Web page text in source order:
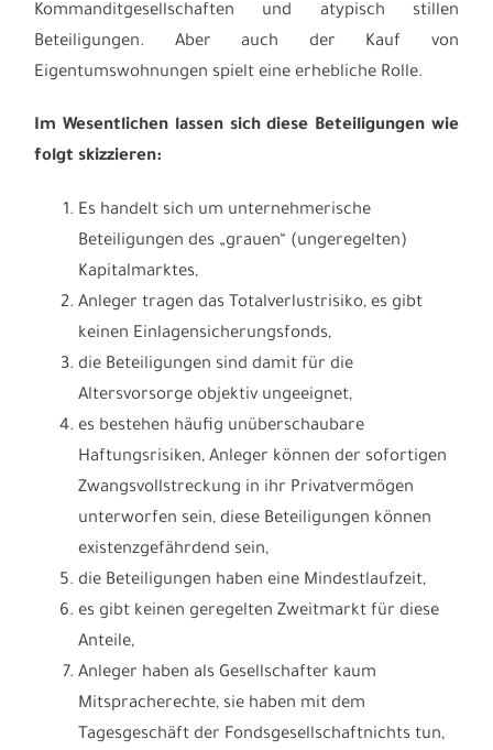
Kommanditgesellschaften und atypisch stillen
Beteiligungen. Aber auch der Kauf von
Eigentumswohnungen spielt eine erhebliche Rolle.
Im Wesentlichen lassen sich diese Beteiligungen wie
folgt skizzieren:
Es handelt sich um unternehmerische
Beteiligungen des „grauen“ (ungeregelten)
Kapitalmarktes,
Anleger tragen das Totalverlustrisiko, es gibt
keinen Einlagensicherungsfonds,
die Beteiligungen sind damit für die
Altersvorsorge objektiv ungeeignet,
es bestehen häufig unüberschaubare
Haftungsrisiken, Anleger können der sofortigen
Zwangsvollstreckung in ihr Privatvermögen
unterworfen sein, diese Beteiligungen können
existenzgefährdend sein,
die Beteiligungen haben eine Mindestlaufzeit,
es gibt keinen geregelten Zweitmarkt für diese
Anteile,
Anleger haben als Gesellschafter kaum
Mitspracherechte, sie haben mit dem
Tagesgeschäft der Fondsgesellschaftnichts tun,